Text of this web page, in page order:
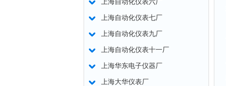
上海自动化仪表六厂
上海自动化仪表七厂
上海自动化仪表九厂
上海自动化仪表十一厂
上海华东电子仪器厂
上海大华仪表厂